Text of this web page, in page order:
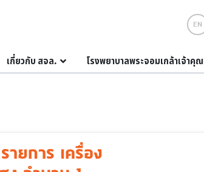
EN
เกี่ยวกับ สจล. โรงพยาบาลพระจอมเกล้าเจ้าคุ
ยการ เครื่อง